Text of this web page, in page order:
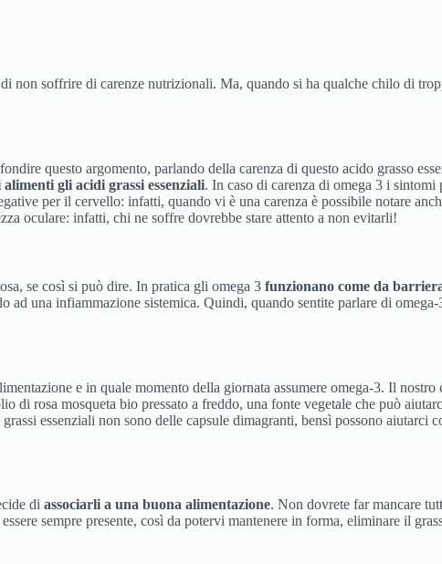
non soffrire di carenze nutrizionali. Ma, quando si ha qualche chilo di
questo argomento, parlando della carenza di questo acido grasso
gli acidi grassi essenziali. In caso di carenza di omega 3 i sintomi
per il cervello: infatti, quando vi è una carenza è possibile notare
oculare: infatti, chi ne soffre dovrebbe stare attento a non evitarli!
se così si può dire. In pratica gli omega 3 funzionano come da
ad una infiammazione sistemica. Quindi, quando sentite parlare di
e in quale momento della giornata assumere omega-3. Il
di rosa mosqueta bio pressato a freddo, una fonte vegetale che può
essenziali non sono delle capsule dimagranti, bensì possono aiutarci
di associarli a una buona alimentazione. Non dovrete far mancare
sempre presente, così da potervi mantenere in forma, eliminare il